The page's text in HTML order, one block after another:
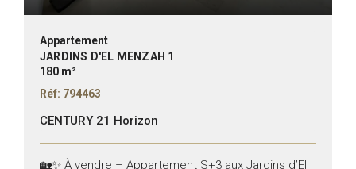
Appartement
JARDINS D'EL MENZAH 1
180 m²
Réf: 794463
CENTURY 21 Horizon
🏡✨ À vendre – Appartement S+3 aux Jardins d’El